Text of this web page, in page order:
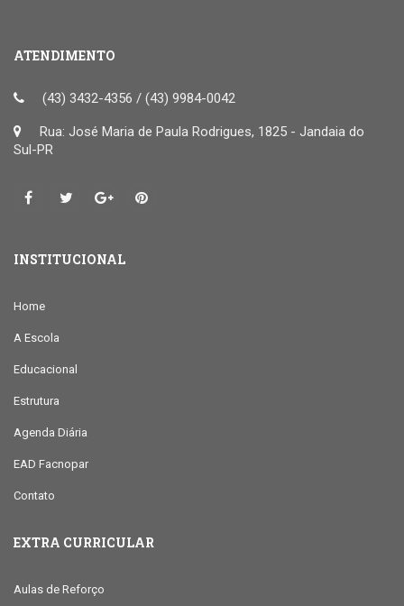
ATENDIMENTO
(43) 3432-4356 / (43) 9984-0042
Rua: José Maria de Paula Rodrigues, 1825 - Jandaia do
Sul-PR
INSTITUCIONAL
Home
A Escola
Educacional
Estrutura
Agenda Diária
EAD Facnopar
Contato
EXTRA CURRICULAR
Aulas de Reforço